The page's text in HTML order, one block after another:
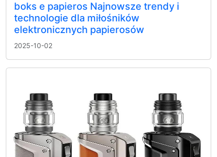
boks e papieros Najnowsze trendy i
technologie dla miłośników
elektronicznych papierosów
2025-10-02